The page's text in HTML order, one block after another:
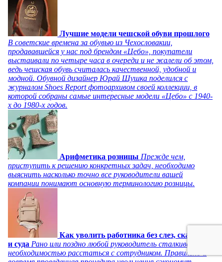
Лучшие модели чешской обуви прошлого
В советские времена за обувью из Чехословакии,
продававшейся у нас под брендом «Цебо», покупатели
выстаивали по четыре часа в очереди и не жалели об этом,
ведь чешская обувь считалась качественной, удобной и
модной. Обувной дизайнер Юрай Шушка поделился с
журналом Shoes Report фотоархивом своей коллекции, в
которой собраны самые интересные модели «Цебо» с 1940-
х до 1980-х годов.
Арифметика розницы Прежде чем,
приступить к решению конкретных задач, необходимо
выяснить насколько точно все руководители вашей
компании понимают основную терминологию розницы.
Как уволить работника без слез, скандала
и суда Рано или поздно любой руководитель сталкивается с
необходимостью расстаться с сотрудником. Правильно и